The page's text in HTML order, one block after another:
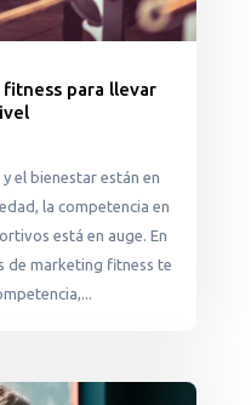
para llevar
el bienestar están en
la competencia en
está en auge. En
de marketing fitness te